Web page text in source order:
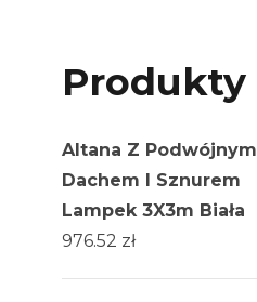
Produkty
Altana Z Podwójnym
Dachem I Sznurem
Lampek 3X3m Biała
976.52 zł